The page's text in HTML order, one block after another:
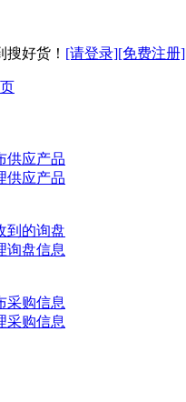
好货！ [请登录][免费注册]
供应产品
供应产品
到的询盘
询盘信息
采购信息
采购信息